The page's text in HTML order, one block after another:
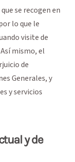
se recogen en
lo que le
visite de
mismo, el
de
Generales, y
y servicios
y de